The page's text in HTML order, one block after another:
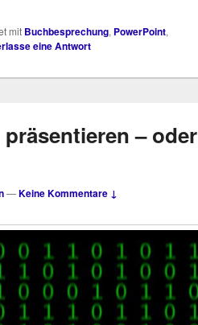
mit Buchbesprechung, PowerPoint,
eine Antwort
– oder
—Keine Kommentare ↓